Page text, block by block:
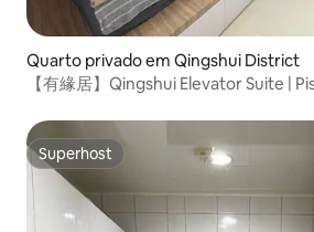
Quarto privado em Qingshui District
【有緣居】Qingshui Elevator Suite |
Superhost
Superhost